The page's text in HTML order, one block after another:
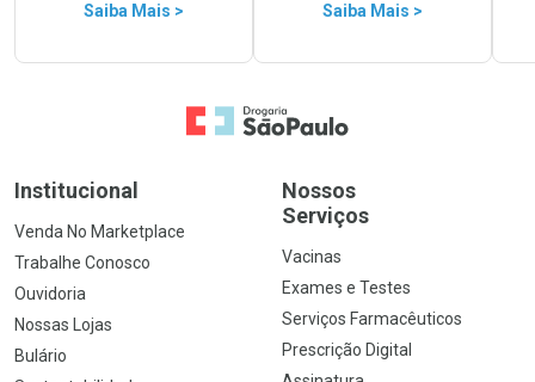
Saiba Mais > Saiba Mais >
Ir para a Home
Institucional
Venda No Marketplace
Trabalhe Conosco
Ouvidoria
Nossas Lojas
Bulário
Nossos
Serviços
Vacinas
Exames e Testes
Serviços Farmacêuticos
Prescrição Digital